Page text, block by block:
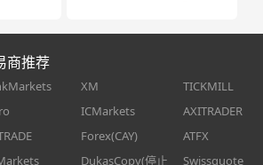
商推荐
XM
TICKMILL
ICMarkets
AXITRADER
Forex(CAY)
ATFX
DukasCopy(停止
Swissquote